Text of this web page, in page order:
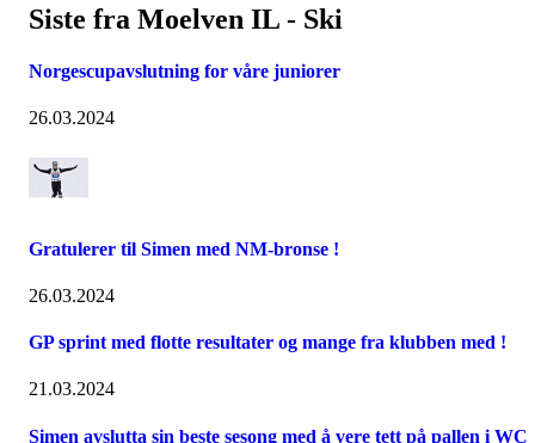
Siste fra Moelven IL - Ski
Norgescupavslutning for våre juniorer
26.03.2024
Gratulerer til Simen med NM-bronse !
26.03.2024
GP sprint med flotte resultater og mange fra klubben med !
21.03.2024
Simen avslutta sin beste sesong med å vere tett på pallen i WC